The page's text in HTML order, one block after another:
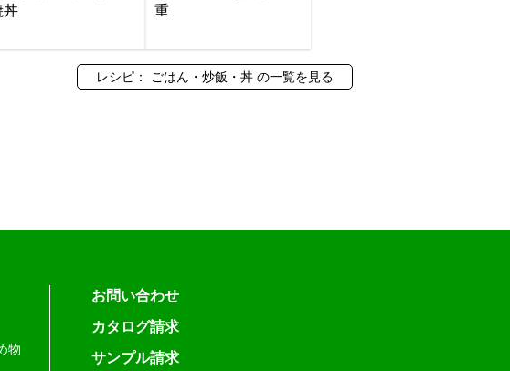
丼
重
レシピ： ごはん・炒飯・丼 の一覧を見る
物
お問い合わせ
カタログ請求
サンプル請求